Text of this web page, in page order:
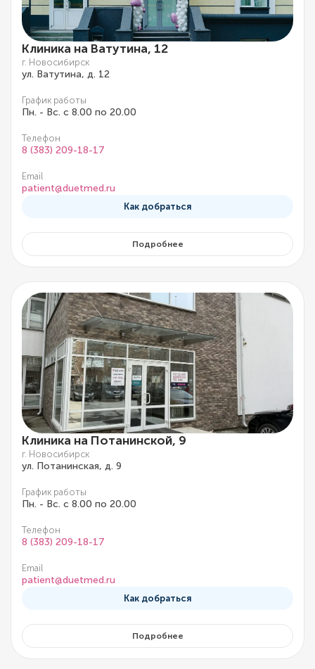
Клиника на Ватутина, 12
г. Новосибирск
ул. Ватутина, д. 12
График работы
Пн. - Вс. с 8.00 по 20.00
Телефон
8 (383) 209-18-17
Email
patient@duetmed.ru
Как добраться
Подробнее
Клиника на Потанинской, 9
г. Новосибирск
ул. Потанинская, д. 9
График работы
Пн. - Вс. с 8.00 по 20.00
Телефон
8 (383) 209-18-17
Email
patient@duetmed.ru
Как добраться
Подробнее